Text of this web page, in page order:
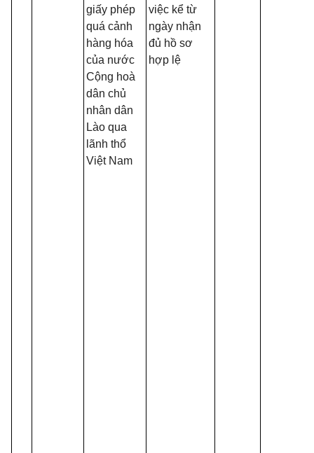
giấy phép
quá cảnh
hàng hóa
của nước
Cộng hoà
dân chủ
nhân dân
Lào qua
lãnh thổ
Việt Nam
việc kể từ
ngày nhận
đủ hồ sơ
hợp lệ